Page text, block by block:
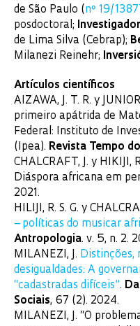
de São Paulo ( nº 19/
posdoctoral;
de Lima Silva (Cebrap);
Milanezi Reinehr;
Artículos científicos
AIZAWA, J. T. R. y
primeiro apátrida de
Federal: Instituto de
(Ipea). Revista Tempo
CHALCRAFT, J. y HIKIJI,
Diáspora africana em
2021.
HILIJI, R. S. G. y
– políticas do musicar
Antropologia. v. 5, n. 2.
MILANEZI, J. Distinções,
desigualdades: A
“cadastradas difíceis”.
Sociais, 67 (2). 2024.
MILANEZI, J. “O